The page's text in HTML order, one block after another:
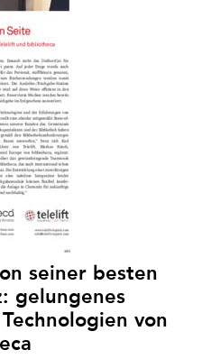
seiner besten
gelungenes
von